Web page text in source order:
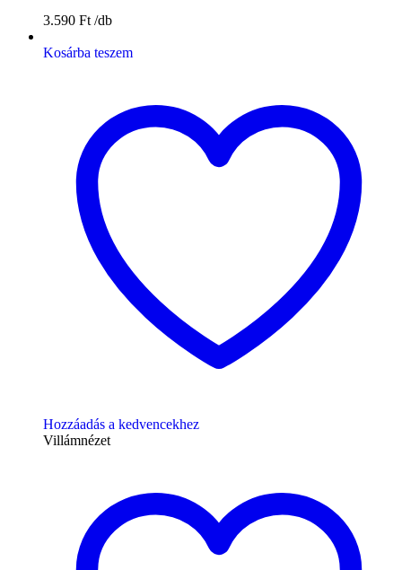
3.590 Ft
Kosárba teszem
Hozzáadás a kedvencekhez
Villámnézet